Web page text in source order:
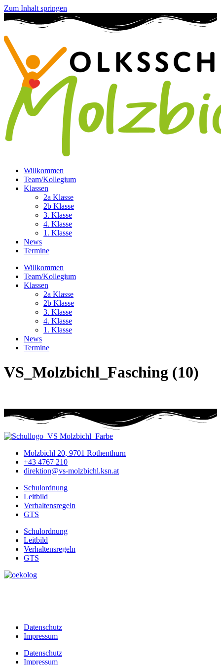
Zum Inhalt springen
Willkommen
Team/Kollegium
Klassen
2a Klasse
2b Klasse
3. Klasse
4. Klasse
1. Klasse
News
Termine
Willkommen
Team/Kollegium
Klassen
2a Klasse
2b Klasse
3. Klasse
4. Klasse
1. Klasse
News
Termine
VS_Molzbichl_Fasching (10)
Molzbichl 20, 9701 Rothenthurn
+43 4767 210
direktion@vs-molzbichl.ksn.at
Schulordnung
Leitbild
Verhaltensregeln
GTS
Schulordnung
Leitbild
Verhaltensregeln
GTS
Datenschutz
Impressum
Datenschutz
Impressum